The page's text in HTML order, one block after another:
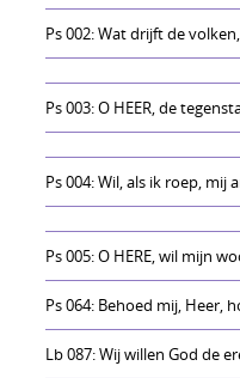
Ps 002: Wat drijft de
Ps 003: O HEER, de
Ps 004: Wil, als ik roep, mij
Ps 005: O HERE, wil mijn
Ps 064: Behoed mij, Heer,
Lb 087: Wij willen God de